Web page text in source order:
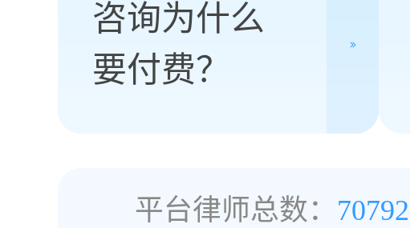
咨询为什么
要付费？
平台律师总数： 70792